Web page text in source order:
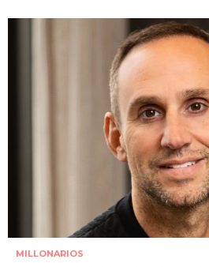
MILLONARIOS